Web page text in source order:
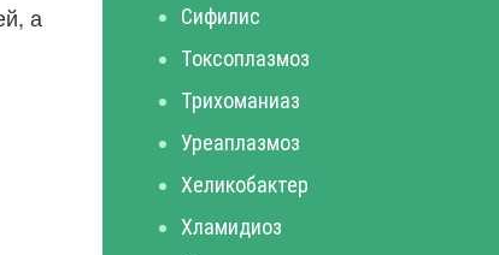
а
Сифилис
Токсоплазмоз
Трихоманиаз
Уреаплазмоз
Хеликобактер
Хламидиоз